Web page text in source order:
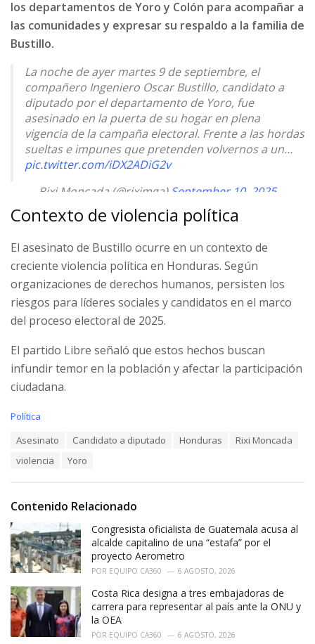
los departamentos de Yoro y Colón para acompañar a
las comunidades y expresar su respaldo a la familia de
Bustillo.
La noche de ayer martes 9 de septiembre, el
compañero Ingeniero Oscar Bustillo, candidato a
diputado por el departamento de Yoro, fue
asesinado en la puerta de su hogar en plena
vigencia de la campaña electoral. Frente a las hordas
sueltas e impunes que pretenden volvernos a un…
pic.twitter.com/iDX2ADiG2v
— Rixi Moncada (@riximga) September 10, 2025
Contexto de violencia política
El asesinato de Bustillo ocurre en un contexto de
creciente violencia política en Honduras. Según
organizaciones de derechos humanos, persisten los
riesgos para líderes sociales y candidatos en el marco
del proceso electoral de 2025.
El partido Libre señaló que estos hechos buscan
infundir temor en la población y afectar la participación
ciudadana.
C
i
s
:
Política
Asesinato Candidato a diputado Honduras
Rixi Moncada
violencia
Yoro
Contenido Relacionado
Congresista oficialista de Guatemala acusa al
alcalde capitalino de una “estafa” por el
proyecto Aerometro
POR EQUIPO CA360 6 AGOSTO, 2026
Costa Rica designa a tres embajadoras de
carrera para representar al país ante la ONU y
la OEA
POR EQUIPO CA360 6 AGOSTO, 2026